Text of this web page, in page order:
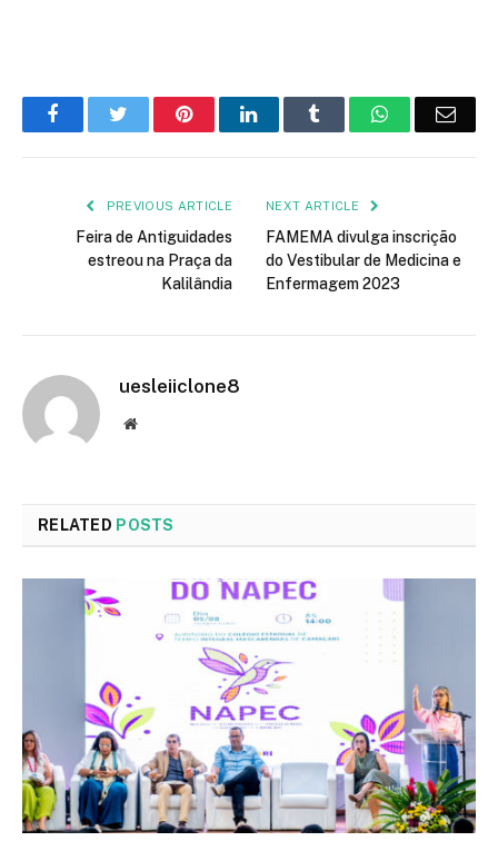
FacebookTwitter PinterestLinkedIn Tumblr WhatsApp
PREVIOUS ARTICLE
Feira de Antiguidades
estreou na Praça da
Kalilândia
NEXT ARTICLE
FAMEMA divulga inscrição
do Vestibular de Medicina e
Enfermagem 2023
uesleiiclone8
Website
RELATED POSTS